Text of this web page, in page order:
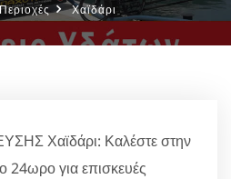
Περιοχές Χαϊδάρι
Χαϊδάρι: Καλέστε στην
24ωρο για επισκευές